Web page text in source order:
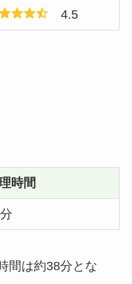
4.5
時間
間は約38分とな